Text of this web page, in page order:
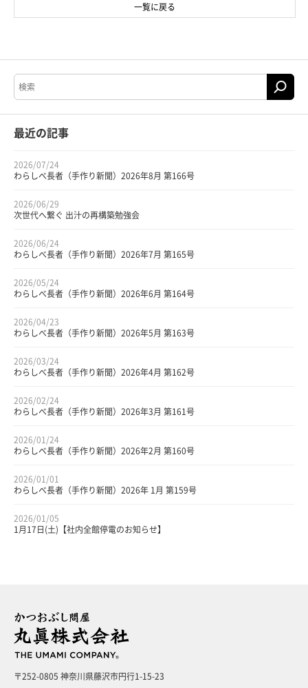
一覧に戻る
最近の記事
2026/07/24
わらしべ長者（手作り新聞）2026年8月 第166号
2026/06/29
次世代へ繋ぐ 出汁の再構築勉強会
2026/06/24
わらしべ長者（手作り新聞）2026年7月 第165号
2026/05/24
わらしべ長者（手作り新聞）2026年6月 第164号
2026/04/23
わらしべ長者（手作り新聞）2026年5月 第163号
2026/03/24
わらしべ長者（手作り新聞）2026年4月 第162号
2026/02/24
わらしべ長者（手作り新聞）2026年3月 第161号
2026/01/24
わらしべ長者（手作り新聞）2026年2月 第160号
2026/01/01
わらしべ長者（手作り新聞）2026年 1月 第159号
2026/01/05
1月17日(土)【社内全館停電のお知らせ】
〒252-0805 神奈川県藤沢市円行1-15-23